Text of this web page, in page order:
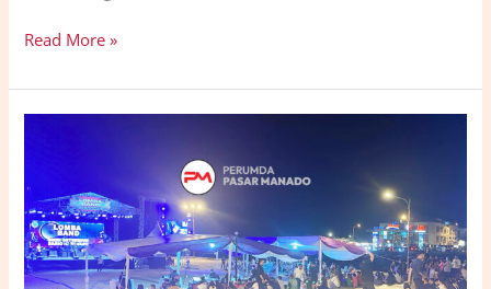
Read More »
Dukung
Sukseskan
Pelaksanaan
HAPSA